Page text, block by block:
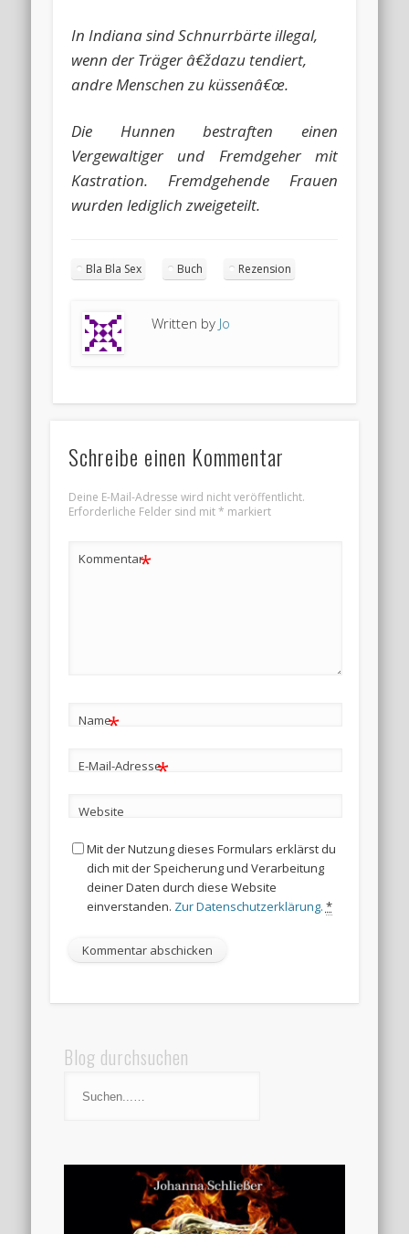
In Indiana sind Schnurrbärte illegal,
wenn der Träger â€ždazu tendiert,
andre Menschen zu küssenâ€œ.
Die Hunnen bestraften einen
Vergewaltiger und Fremdgeher mit
Kastration. Fremdgehende Frauen
wurden lediglich zweigeteilt.
Bla Bla Sex Buch Rezension
Written by Jo
Schreibe einen Kommentar
Deine E-Mail-Adresse wird nicht veröffentlicht.
Erforderliche Felder sind mit* markiert
Kommentar*
Name*
E-Mail-Adresse*
Website
Mit der Nutzung dieses Formulars erklärst du
dich mit der Speicherung und Verarbeitung
deiner Daten durch diese Website
einverstanden. Zur Datenschutzerklärung. *
Blog durchsuchen